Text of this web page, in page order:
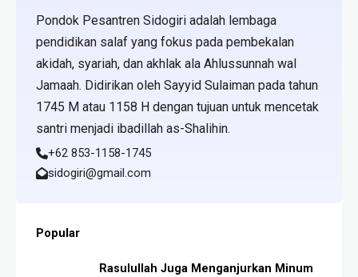
Pondok Pesantren Sidogiri adalah lembaga
pendidikan salaf yang fokus pada pembekalan
akidah, syariah, dan akhlak ala Ahlussunnah wal
Jamaah. Didirikan oleh Sayyid Sulaiman pada tahun
1745 M atau 1158 H dengan tujuan untuk mencetak
santri menjadi ibadillah as-Shalihin.
+62 853-1158-1745
sidogiri@gmail.com
Popular
Rasulullah Juga Menganjurkan Minum